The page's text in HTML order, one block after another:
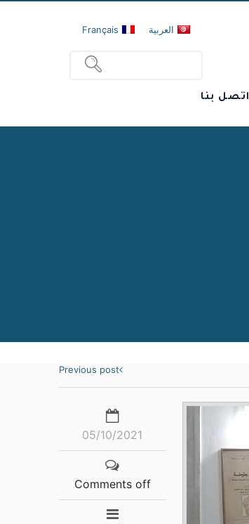
العربية Français
اتصل بنا
Previous post
05/10/2021
Comments off